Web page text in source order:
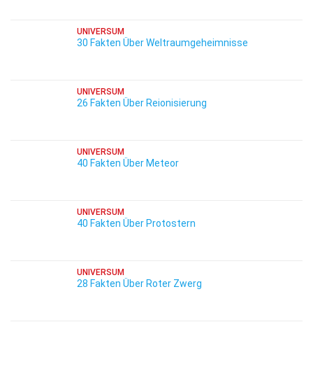
UNIVERSUM
30 Fakten Über Weltraumgeheimnisse
UNIVERSUM
26 Fakten Über Reionisierung
UNIVERSUM
40 Fakten Über Meteor
UNIVERSUM
40 Fakten Über Protostern
UNIVERSUM
28 Fakten Über Roter Zwerg